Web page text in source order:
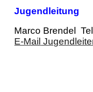
Jugendleitung
Marco Brendel
E-Mail